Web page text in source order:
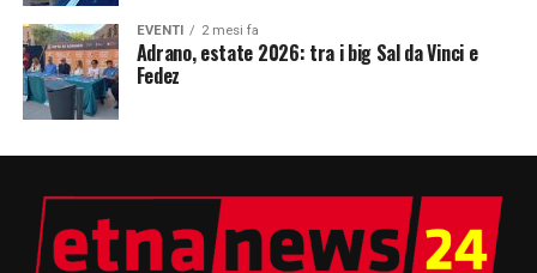
EVENTI 2 mesi fa
Adrano, estate 2026: tra i big Sal da Vinci e
Fedez